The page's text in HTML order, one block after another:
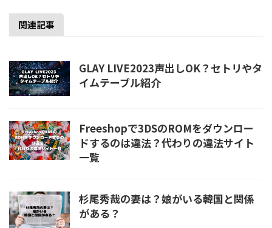
関連記事
GLAY LIVE2023声出しOK？セトリやタ
イムテーブル紹介
Freeshopで3DSのROMをダウンロー
ドするのは違法？代わりの違法サイト
一覧
杉尾秀哉の妻は？娘がいる韓国と関係
がある？